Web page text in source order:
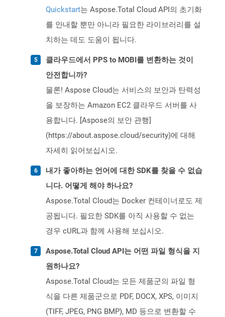
Quickstart는 Aspose.Total Cloud API의 초기화
를 안내할 뿐만 아니라 필요한 라이브러리를 설
치하는 데도 도움이 됩니다.
클라우드에서 PPS to MOBI를 변환하는 것이
안전합니까?
물론! Aspose Cloud는 서비스의 보안과 탄력성
을 보장하는 Amazon EC2 클라우드 서버를 사
용합니다. [Aspose의 보안 관행]
(https://about.aspose.cloud/security)에 대해
자세히 읽어보십시오.
내가 좋아하는 언어에 대한 SDK를 찾을 수 없습
니다. 어떻게 해야 하나요?
Aspose.Total Cloud는 Docker 컨테이너로도 제
공됩니다. 필요한 SDK를 아직 사용할 수 없는
경우 cURL과 함께 사용해 보십시오.
Aspose.Total Cloud API는 어떤 파일 형식을 지
원하나요?
Aspose.Total Cloud는 모든 제품군의 파일 형
식을 다른 제품군으로 PDF, DOCX, XPS, 이미지
(TIFF, JPEG, PNG BMP), MD 등으로 변환할 수